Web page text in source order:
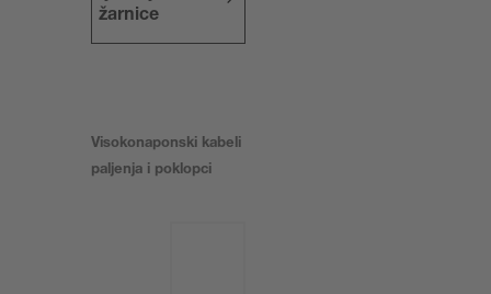
žarnice
Visokonaponski kabeli
paljenja i poklopci